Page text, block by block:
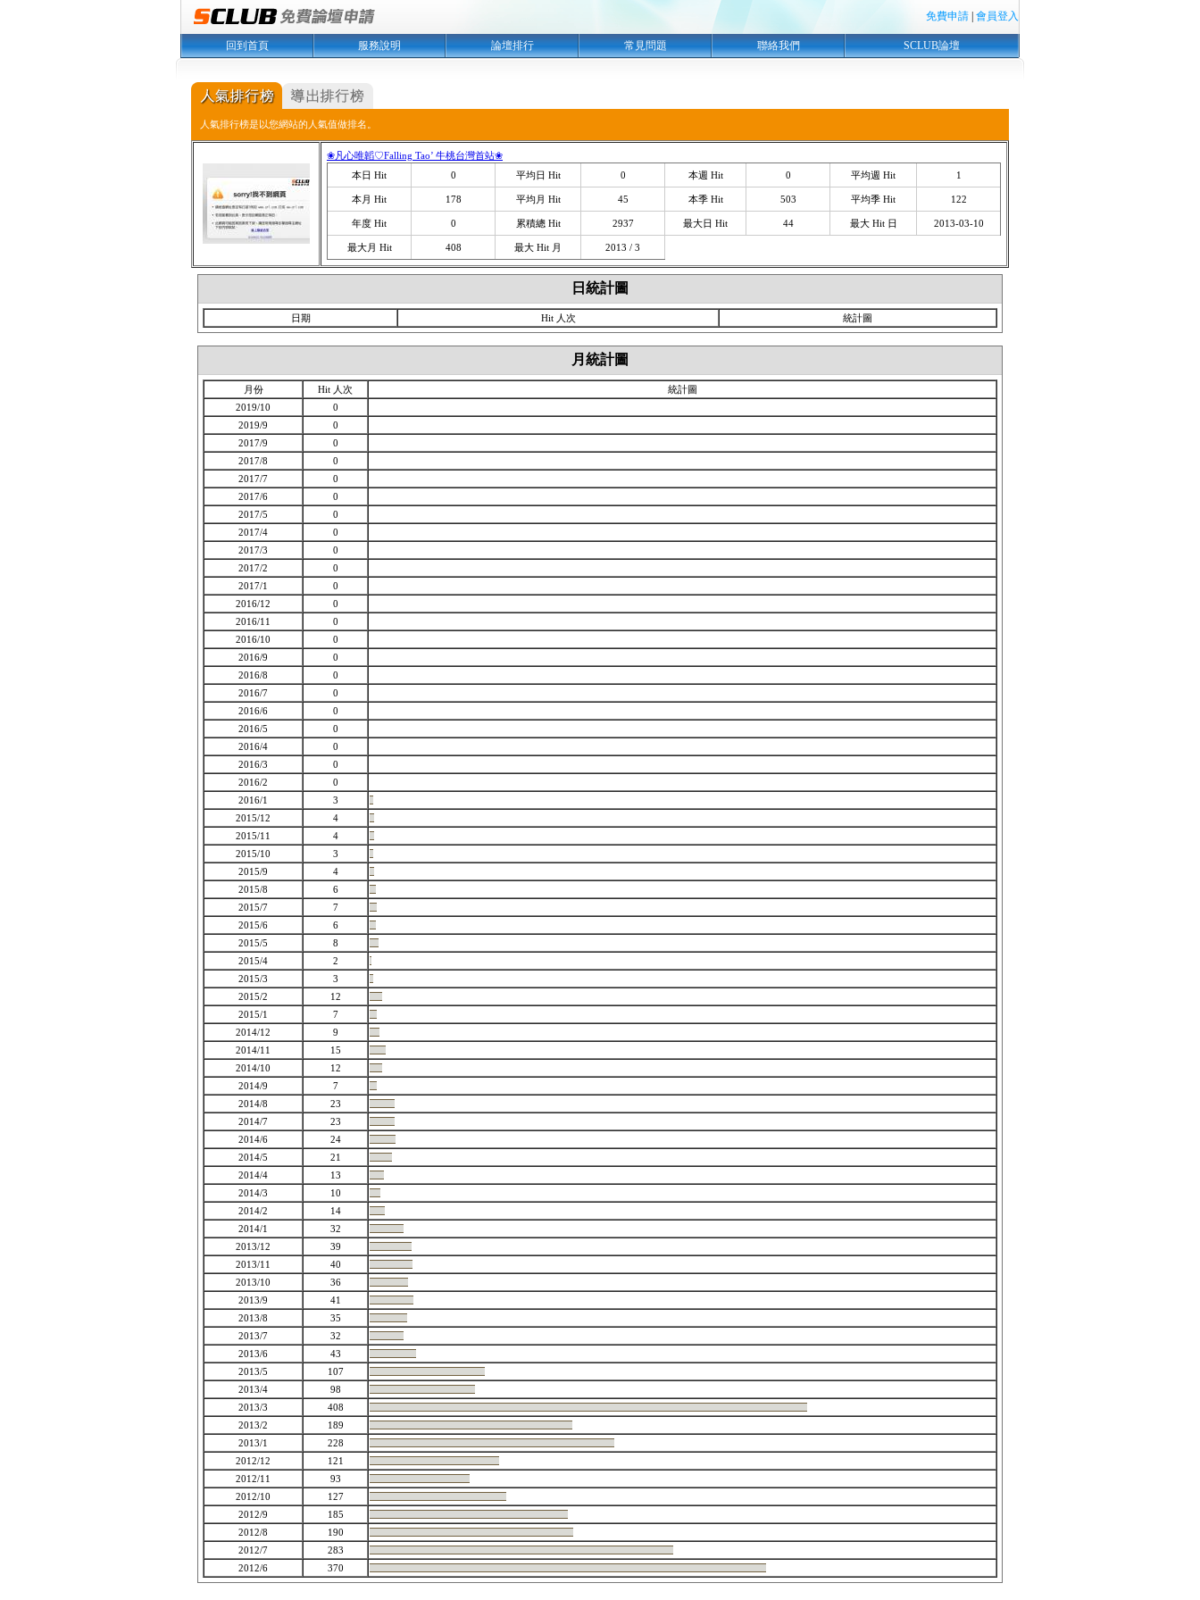
免費申請 會員登入
回到首頁 服務說明 論壇排行 常見問題 聯絡我們 SCLUB論壇
人氣排行榜是以您網站的人氣值做排名。
❀凡心唯韜♡Falling Tao’ 牛桃台灣首站❀
本日 Hit
0 平均日 Hit 0 本週 Hit 0 平均週 Hit 1
本月 Hit 178 平均月 Hit 45 本季 Hit 503 平均季 Hit 122
年度 Hit 0 累積總 Hit 2937 最大日 Hit 44 最大 Hit 日 2013-03-10
最大月 Hit 408 最大 Hit 月 2013 / 3
日統計圖
日期 Hit 人次 統計圖
月統計圖
月份 Hit 人次
統計圖
2019/10
0
2019/9
0
2017/9
0
2017/8
0
2017/7
0
2017/6
0
2017/5
0
2017/4
0
2017/3
0
2017/2
0
2017/1
0
2016/12
0
2016/11
0
2016/10
0
2016/9
0
2016/8
0
2016/7
0
2016/6
0
2016/5
0
2016/4
0
2016/3
0
2016/2
0
2016/1
3
2015/12
4
2015/11
4
2015/10
3
2015/9
4
2015/8
6
2015/7
7
2015/6
6
2015/5
8
2015/4
2
2015/3
3
2015/2
12
2015/1
7
2014/12
9
2014/11
15
2014/10
12
2014/9
7
2014/8
23
2014/7
23
2014/6
24
2014/5
21
2014/4
13
2014/3
10
2014/2
14
2014/1
32
2013/12
39
2013/11
40
2013/10
36
2013/9
41
2013/8
35
2013/7
32
2013/6
43
2013/5
107
2013/4
98
2013/3
408
2013/2
189
2013/1
228
2012/12
121
2012/11
93
2012/10
127
2012/9
185
2012/8
190
2012/7
283
2012/6
370